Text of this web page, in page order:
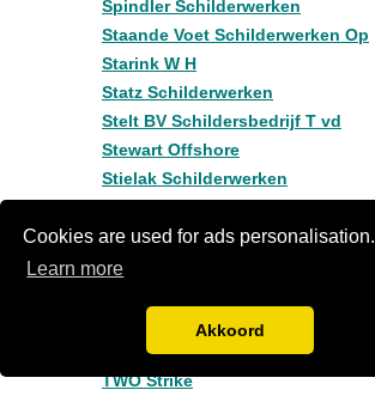
Cookies are used for ads personalisation.
Learn more
Akkoord
Spindler Schilderwerken
Staande Voet Schilderwerken Op
Starink W H
Statz Schilderwerken
Stelt BV Schildersbedrijf T vd
Stewart Offshore
Stielak Schilderwerken
Stoep Schildersbedrijf M vd
Strieder Art Direction Frank
T & S Kitafdichtingen
TOD Totaal Onderhoud Dumee
TWO Strike